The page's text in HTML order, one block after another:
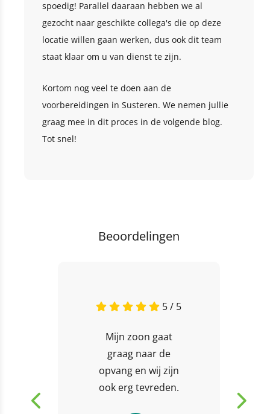
spoedig! Parallel daaraan hebben we al
gezocht naar geschikte collega's die op deze
locatie willen gaan werken, dus ook dit team
staat klaar om u van dienst te zijn.
Kortom nog veel te doen aan de
voorbereidingen in Susteren. We nemen jullie
graag mee in dit proces in de volgende blog.
Tot snel!
Beoordelingen
5 / 5
Mijn zoon gaat
graag naar de
opvang en wij zijn
ook erg tevreden.